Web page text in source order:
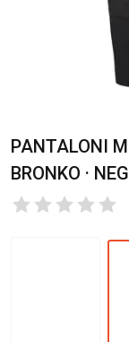
PANTALONI
BRONKO ·